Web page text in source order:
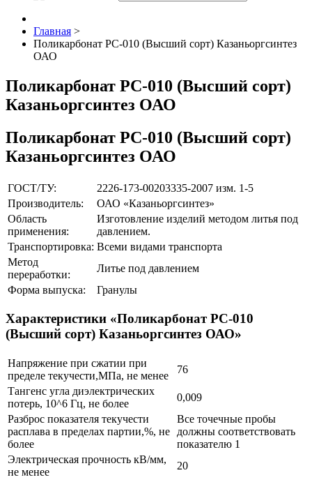
Главная >
Поликарбонат РС-010 (Высший сорт) Казаньоргсинтез
ОАО
Поликарбонат РС-010 (Высший сорт)
Казаньоргсинтез ОАО
Поликарбонат РС-010 (Высший сорт)
Казаньоргсинтез ОАО
ГОСТ/ТУ:
2226-173-00203335-2007 изм. 1-5
Производитель:
ОАО «Казаньоргсинтез»
Область
применения:
Изготовление изделий методом литья под
давлением.
Транспортировка: Всеми видами транспорта
Метод
переработки:
Литье под давлением
Форма выпуска:
Гранулы
Характеристики «Поликарбонат РС-010
(Высший сорт) Казаньоргсинтез ОАО»
Напряжение при сжатии при
пределе текучести,МПа, не менее
76
Тангенс угла диэлектрических
потерь, 10^6 Гц, не более
0,009
Разброс показателя текучести
расплава в пределах партии,%, не
более
Все точечные пробы
должны соответствовать
показателю 1
Электрическая прочность кВ/мм,
не менее
20